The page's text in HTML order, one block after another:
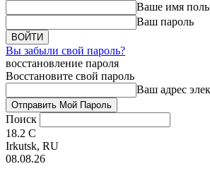
Ваше имя
Ваш пароль
Вы забыли свой пароль?
восстановление пароля
Восстановите свой пароль
Ваш адрес
Поиск
18.2 C
Irkutsk, RU
08.08.26